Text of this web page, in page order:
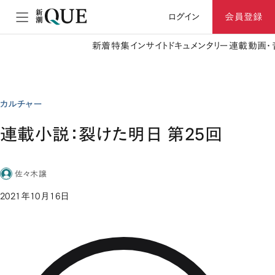
ログイン 会員登録
新着特集 インサイト ドキュメンタリー 連載動画
カルチャー
連載小説：裂けた明日 第25回
佐々木譲
2021年10月16日